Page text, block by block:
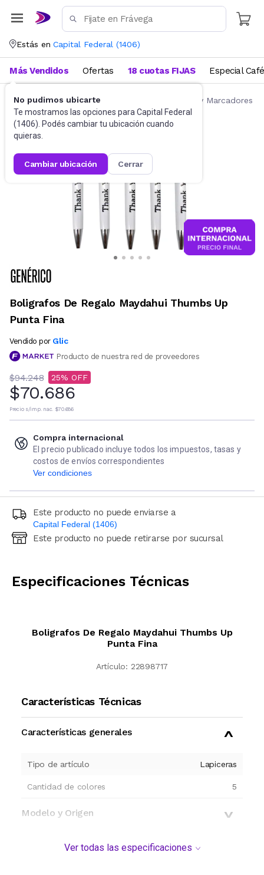
Estás en Capital Federal (1406)
No pudimos ubicarte
Te mostramos las opciones para Capital Federal
(1406). Podés cambiar tu ubicación cuando
quieras.
cambiar ubicación cerrar
Más Vendidos Ofertas 18 cuotas FIJAS Especial Café
Artículos de Librería y Papelería Lapiceras y Marcadores
Boligrafos De Regalo Maydahui Thumbs Up
Punta Fina
Vendido por Glic
Producto de nuestra red de proveedores
$94.248 25
$70.686
Precio s/imp. nac. $70.686
Compra internacional
El precio publicado incluye todos los impuestos, tasas y
costos de envíos correspondientes
Ver condiciones
Este producto no puede enviarse a
Capital Federal (1406)
Ingresá código postal (sólo números)
Este producto no puede retirarse por sucursal
Especificaciones Técnicas
Boligrafos De Regalo Maydahui Thumbs Up
Punta Fina
Artículo: 22898717
Características Técnicas
Características generales
Tipo de artículo Lapiceras
Cantidad de colores 5
Modelo y Origen
Ver todas las especificaciones